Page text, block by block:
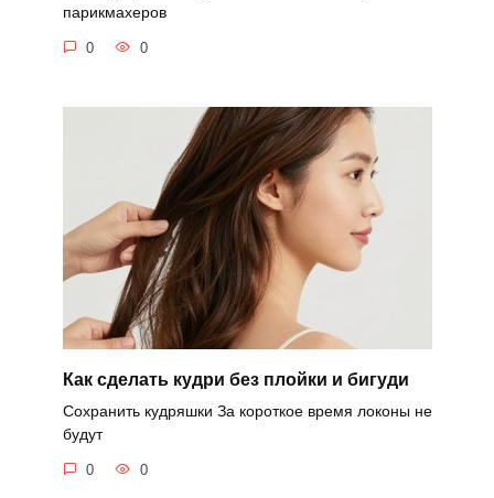
парикмахеров
0 0
Как сделать кудри без плойки и бигуди
Сохранить кудряшки За короткое время локоны не
будут
0 0